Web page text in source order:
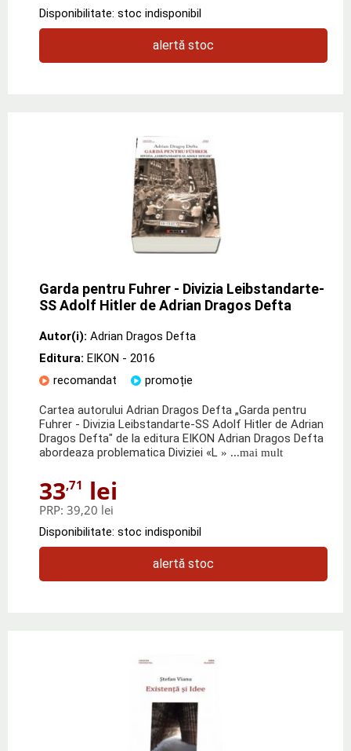
Disponibilitate: stoc indisponibil
alertă stoc
Garda pentru Fuhrer - Divizia Leibstandarte-
SS Adolf Hitler de Adrian Dragos Defta
Autor(i): Adrian Dragos Defta
Editura: EIKON - 2016
recomandat
promoție
Cartea autorului Adrian Dragos Defta „Garda pentru
Fuhrer - Divizia Leibstandarte-SS Adolf Hitler de Adrian
Dragos Defta" de la editura EIKON Adrian Dragos Defta
abordeaza problematica Diviziei «L » ...mai mult
33,71 lei
PRP: 39,20 lei
Disponibilitate: stoc indisponibil
alertă stoc